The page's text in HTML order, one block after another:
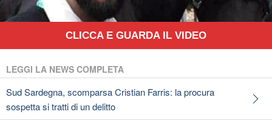
CLICCA E GUARDA IL VIDEO
LEGGI LA NEWS COMPLETA
Sud Sardegna, scomparsa Cristian Farris: la procura
sospetta si tratti di un delitto